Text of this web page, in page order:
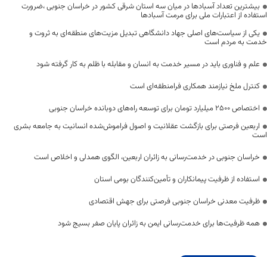
بیشترین تعداد آسبادها در میان سه استان شرقی کشور در خراسان جنوبی ،ضرورت
استفاده از اعتبارات ملی برای مرمت آسبادها
یکی از سیاست‌های اصلی جهاد دانشگاهی تبدیل مزیت‌های منطقه‌ای به ثروت و
خدمت به مردم است
علم و فناوری باید در مسیر خدمت به انسان و مقابله با ظلم به کار گرفته شود
کنترل ملخ نیازمند همکاری فرامنطقه‌ای است
اختصاص 2500 میلیارد تومان برای توسعه راه‌های دوبانده خراسان جنوبی
اربعین فرصتی برای بازگشت عقلانیت و اصول فراموش‌شده انسانیت به جامعه بشری
است
خراسان جنوبی در خدمت‌رسانی به زائران اربعین، الگوی همدلی و اخلاص است
استفاده از ظرفیت پیمانکاران و تأمین‌کنندگان بومی استان
ظرفیت معدنی خراسان جنوبی فرصتی برای جهش اقتصادی
همه ظرفیت‌ها برای خدمت‌رسانی ایمن به زائران پایان صفر بسیج شود